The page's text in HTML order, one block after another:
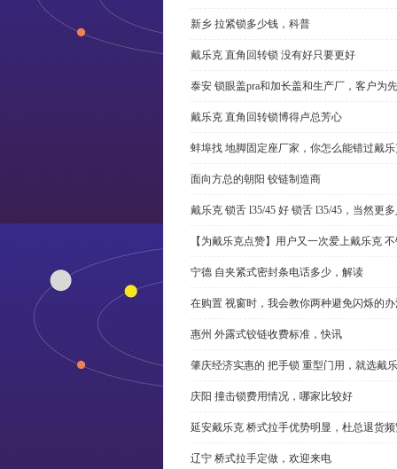
新乡 拉紧锁多少钱，科普
戴乐克 直角回转锁 没有好只要更好
泰安 锁眼盖pra和加长盖和生产厂，客户为先
戴乐克 直角回转锁博得卢总芳心
蚌埠找 地脚固定座厂家，你怎么能错过戴
面向方总的朝阳 铰链制造商
戴乐克 锁舌 l35/45 好 锁舌 l35/45，当然更
【为戴乐克点赞】用户又一次爱上戴乐克
宁德 自夹紧式密封条电话多少，解读
在购置 视窗时，我会教你两种避免闪烁的
惠州 外露式铰链收费标准，快讯
肇庆经济实惠的 把手锁 重型门用，就选戴
庆阳 撞击锁费用情况，哪家比较好
延安戴乐克 桥式拉手优势明显，杜总退货
辽宁 桥式拉手定做，欢迎来电